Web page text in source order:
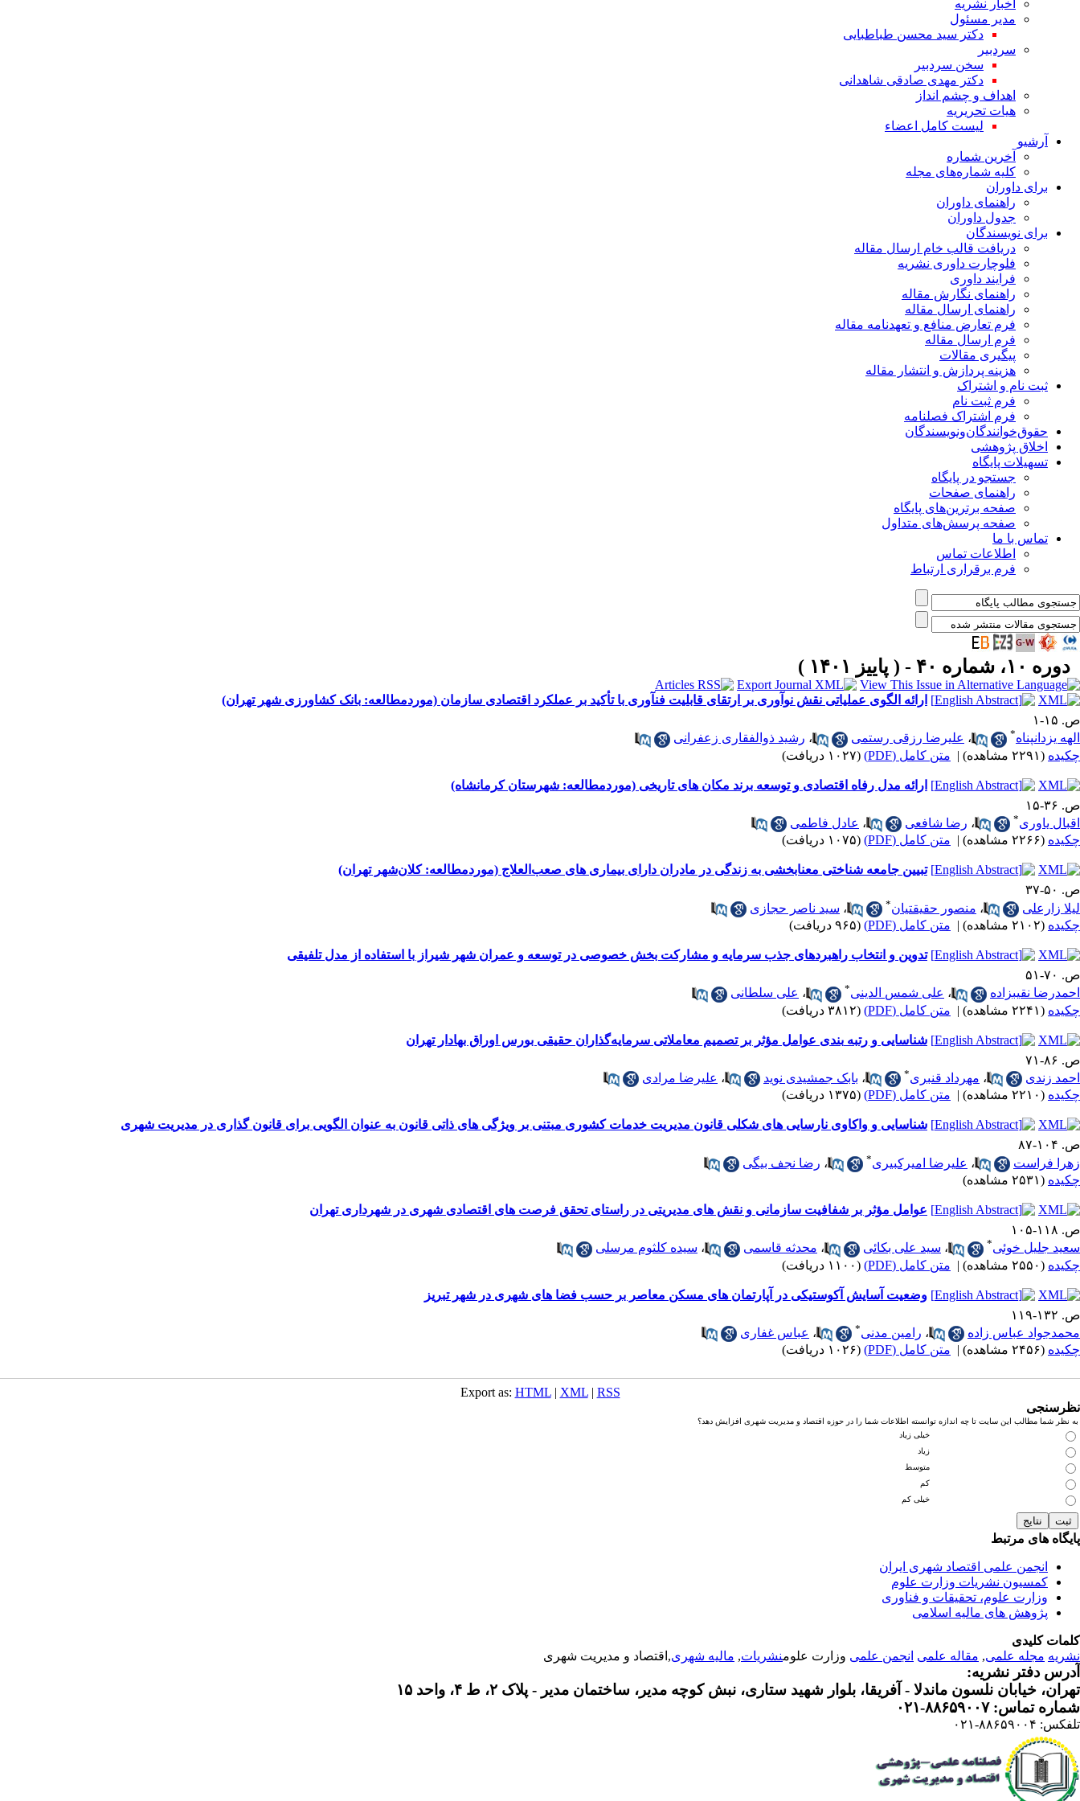
اخبار نشریه
مدیر مسئول
دکتر سید محسن طباطبایی
سردبیر
سخن سردبیر
دکتر مهدی صادقی شاهدانی
اهداف و چشم انداز
هیات تحریریه
لیست کامل اعضاء
آرشیو
آخرین شماره
کلیه شماره‌های مجله
برای داوران
راهنمای داوران
جدول داوران
برای نویسندگان
دریافت قالب خام ارسال مقاله
فلوچارت داوری نشریه
فرایند داوری
راهنمای نگارش مقاله
راهنمای ارسال مقاله
فرم تعارض منافع و تعهدنامه مقاله
فرم ارسال مقاله
پیگیری مقالات
هزینه پردازش و انتشار مقاله
ثبت نام و اشتراک
فرم ثبت نام
فرم اشتراک فصلنامه
حقوق‌خوانندگان‌و‌نویسندگان
اخلاق پژوهشی
تسهیلات پایگاه
جستجو در پایگاه
راهنمای صفحات
صفحه برترین‌های پایگاه
صفحه پرسش‌های متداول
تماس با ما
اطلاعات تماس
فرم برقراری ارتباط
دوره ۱۰، شماره ۴۰ - ( پاییز ۱۴۰۱ )
ارائه الگوی عملیاتی نقش نوآوری بر ارتقای قابلیت فن‎آوری با تأکید بر عملکرد اقتصادی سازمان (موردمطالعه: بانک کشاورزی شهر تهران)
ص. ۱۵-۱
الهه یزدان‎پناه
* ، علیرضا رزقی رستمی ، رشید ذوالفقاری زعفرانی
چکیده (۲۲۹۱ مشاهده) | متن کامل (PDF) (۱۰۲۷ دریافت)
ارائه مدل رفاه اقتصادی و توسعه برند مکان‎ های تاریخی (موردمطالعه: شهرستان کرمانشاه)
ص. ۳۶-۱۵
اقبال یاوری* ، رضا شافعی ، عادل فاطمی
چکیده (۲۲۶۶ مشاهده) | متن کامل (PDF) (۱۰۷۵ دریافت)
تبیین جامعه‎ شناختی معنابخشی به زندگی در مادران دارای بیماری‎ های صعب‌العلاج (موردمطالعه: کلان‌شهر تهران)
ص. ۵۰-۳۷
لیلا زارعلی
، منصور حقیقتیان* ، سید ناصر حجازی
چکیده (۲۱۰۲ مشاهده) | متن کامل (PDF) (۹۶۵ دریافت)
تدوین و انتخاب راهبردهای جذب سرمایه و مشارکت بخش خصوصی در توسعه و عمران شهر شیراز با استفاده از مدل تلفیقی
ص. ۷۰-۵۱
احمدرضا نقیب‎زاده
، علی شمس‎ الدینی * ، علی سلطانی
چکیده (۲۲۴۱ مشاهده) | متن کامل (PDF) (۳۸۱۲ دریافت)
شناسایی و رتبه ‎بندی عوامل مؤثر بر تصمیم معاملاتی سرمایه‌گذاران حقیقی بورس اوراق بهادار تهران
ص. ۸۶-۷۱
احمد زندی
، مهرداد قنبری* ، بابک جمشیدی نوید ، علیرضا مرادی
چکیده (۲۲۱۰ مشاهده) | متن کامل (PDF) (۱۳۷۵ دریافت)
شناسایی و واکاوی نارسایی‌ های شکلی قانون مدیریت خدمات کشوری مبتنی بر ویژگی ‌های ذاتی قانون به عنوان الگویی برای قانون‎ گذاری در مدیریت شهری
ص. ۱۰۴-۸۷
زهرا فراست
، علیرضا امیرکبیری* ، رضا نجف بیگی
چکیده (۲۵۳۱ مشاهده)
عوامل مؤثر بر شفافیت سازمانی و نقش‌ های مدیریتی در راستای تحقق فرصت‌ های اقتصادی شهری در شهرداری تهران
ص. ۱۱۸-۱۰۵
سعید جلیل خوئی* ، سید علی بکائی ، محدثه قاسمی ، سیده کلثوم مرسلی
چکیده (۲۵۵۰ مشاهده) | متن کامل (PDF) (۱۱۰۰ دریافت)
وضعیت آسایش آکوستیکی در آپارتمان ‌های مسکن معاصر بر حسب فضا های شهری در شهر تبریز
ص. ۱۳۲-۱۱۹
محمدجواد عباس ‎زاده
، رامین مدنی* ، عباس غفاری
چکیده (۲۴۵۶ مشاهده) | متن کامل (PDF) (۱۰۲۶ دریافت)
Export as: HTML| XML| RSS
نظرسنجی
به نظر شما مطالب این سایت تا چه اندازه توانسته اطلاعات شما را در حوزه اقتصاد و مدیریت شهری افزایش دهد؟
خیلی زیاد
زیاد
متوسط
کم
خیلی کم
پایگاه های مرتبط
انجمن علمی اقتصاد شهری ایران
کمسیون نشریات وزارت علوم
وزارت علوم، تحقیقات و فناوری
پژوهش های مالیه اسلامی
کلمات کلیدی
نشریه مجله علمی, مقاله علمی انجمن علمی وزارت علومنشریات, مالیه شهری,اقتصاد و مدیریت شهری
آدرس دفتر نشریه:
تهران، خیابان نلسون ماندلا - آفریقا، بلوار شهید ستاری، نبش کوچه مدیر، ساختمان مدیر - پلاک ۲، ط ۴، واحد ۱۵
شماره تماس: ۸۸۶۵۹۰۰۷-۰۲۱
تلفکس: ۸۸۶۵۹۰۰۴-۰۲۱